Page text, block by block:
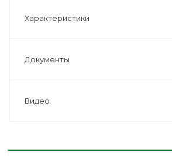
Характеристики
Документы
Видео